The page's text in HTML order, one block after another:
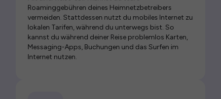
Roaminggebühren deines Heimnetzbetreibers
vermeiden. Stattdessen nutzt du mobiles Internet zu
lokalen Tarifen, während du unterwegs bist. So
kannst du während deiner Reise problemlos Karten,
Messaging-Apps, Buchungen und das Surfen im
Internet nutzen.